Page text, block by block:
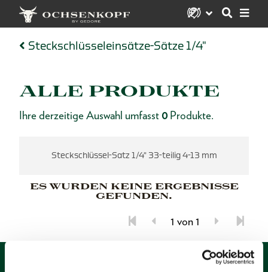
Steckschlüsseleinsätze-Sätze 1/4"
ALLE PRODUKTE
Ihre derzeitige Auswahl umfasst 0 Produkte.
Steckschlüssel-Satz 1/4" 33-teilig 4-13 mm
ES WURDEN KEINE ERGEBNISSE
GEFUNDEN.
1 von 1